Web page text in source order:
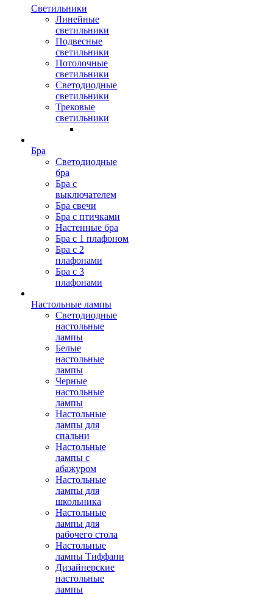
Светильники
Линейные
светильники
Подвесные
светильники
Потолочные
светильники
Светодиодные
светильники
Трековые
светильники
Бра
Светодиодные
бра
Бра с
выключателем
Бра свечи
Бра с птичками
Настенные бра
Бра с 1 плафоном
Бра с 2
плафонами
Бра с 3
плафонами
Настольные лампы
Светодиодные
настольные
лампы
Белые
настольные
лампы
Черные
настольные
лампы
Настольные
лампы для
спальни
Настольные
лампы с
абажуром
Настольные
лампы для
школьника
Настольные
лампы для
рабочего стола
Настольные
лампы Тиффани
Дизайнерские
настольные
лампы